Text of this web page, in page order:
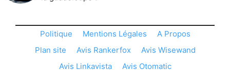
Politique Mentions Légales
A Propos
Plan site
Avis Rankerfox
Avis Wisewand
Avis Linkavista
Avis Otomatic